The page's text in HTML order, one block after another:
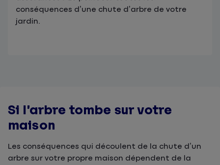
conséquences d’une chute d’arbre de votre
jardin.
Si l’arbre tombe sur votre
maison
Les conséquences qui découlent de la chute d’un
arbre sur votre propre maison dépendent de la